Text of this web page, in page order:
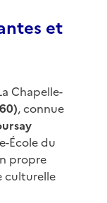
et
Chapelle-
, connue
École du
propre
culturelle